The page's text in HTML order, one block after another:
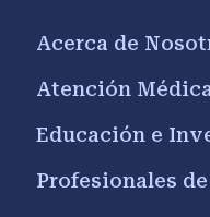
Acerca de
Atención
Educación e
Profesionales